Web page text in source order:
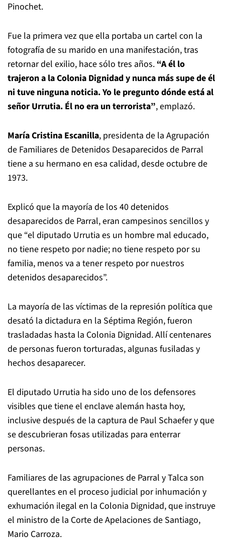
Pinochet.
Fue la primera vez que ella portaba un cartel con la
fotografía de su marido en una manifestación, tras
retornar del exilio, hace sólo tres años. “A él lo
trajeron a la Colonia Dignidad y nunca más supe de él
ni tuve ninguna noticia. Yo le pregunto dónde está al
señor Urrutia. Él no era un terrorista”, emplazó.
María Cristina Escanilla, presidenta de la Agrupación
de Familiares de Detenidos Desaparecidos de Parral
tiene a su hermano en esa calidad, desde octubre de
1973.
Explicó que la mayoría de los 40 detenidos
desaparecidos de Parral, eran campesinos sencillos y
que “el diputado Urrutia es un hombre mal educado,
no tiene respeto por nadie; no tiene respeto por su
familia, menos va a tener respeto por nuestros
detenidos desaparecidos”.
La mayoría de las víctimas de la represión política que
desató la dictadura en la Séptima Región, fueron
trasladadas hasta la Colonia Dignidad. Allí centenares
de personas fueron torturadas, algunas fusiladas y
hechos desaparecer.
El diputado Urrutia ha sido uno de los defensores
visibles que tiene el enclave alemán hasta hoy,
inclusive después de la captura de Paul Schaefer y que
se descubrieran fosas utilizadas para enterrar
personas.
Familiares de las agrupaciones de Parral y Talca son
querellantes en el proceso judicial por inhumación y
exhumación ilegal en la Colonia Dignidad, que instruye
el ministro de la Corte de Apelaciones de Santiago,
Mario Carroza.